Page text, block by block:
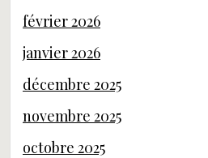
février 2026
janvier 2026
décembre 2025
novembre 2025
octobre 2025